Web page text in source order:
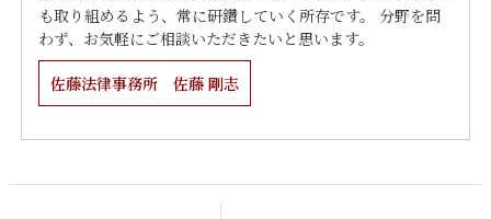
も取り組めるよう、常に研鑽していく所存です。 分野を問
わず、お気軽にご相談いただきたいと思います。
佐藤法律事務所 佐藤 剛志